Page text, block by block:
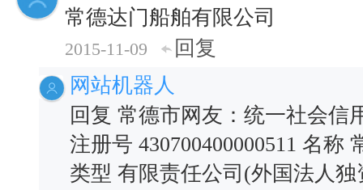
常德达门船舶有限公司
2015-11-09
回复
网站机器人
回复 常德市网友：统一社会信
注册号 430700400000511 名称
类型 有限责任公司(外国法人